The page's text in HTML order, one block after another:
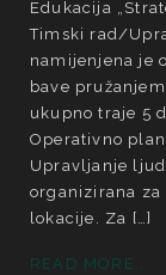
Edukacija
Timski rad/
namijenjena je
bave
ukupno traje 5
Operativno
Upravljanje
organizirana
lokacije. Za […]
READ MORE...